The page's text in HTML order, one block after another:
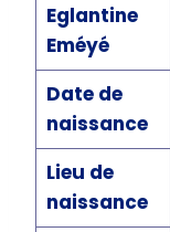
Eglantine
Eméyé
Date de
naissance
Lieu de
naissance